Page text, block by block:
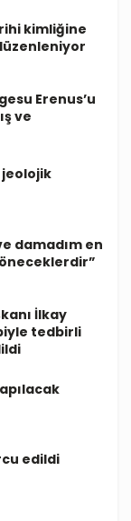
kimliğine
Erenus’u
ve
jeolojik
damadım en
İlkay
tedbirli
edildi